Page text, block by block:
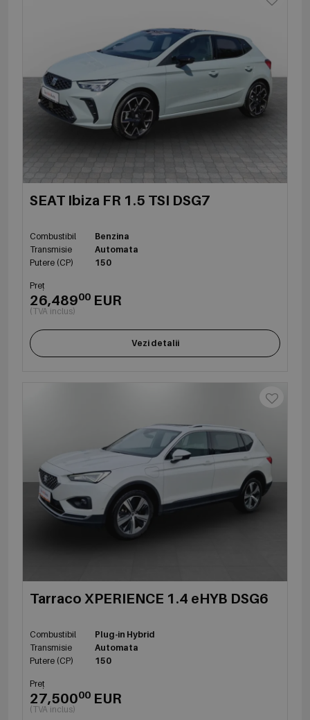
SEAT Ibiza FR 1.5 TSI DSG7
Combustibil
Benzina
Transmisie
Automata
Putere (CP)
150
Preț
26,48900 EUR
(TVA inclus)
Vezi detalii
Tarraco XPERIENCE 1.4 eHYB DSG6
Combustibil
Plug-in Hybrid
Transmisie
Automata
Putere (CP)
150
Preț
27,50000 EUR
(TVA inclus)